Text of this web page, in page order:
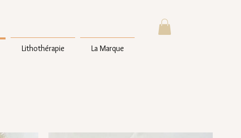
Lithothérapie La Marque